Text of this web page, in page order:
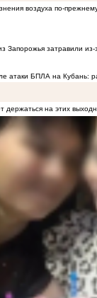
воздуха по-
Запорожья затравили
атаки БПЛА на Кубань:
держаться на этих